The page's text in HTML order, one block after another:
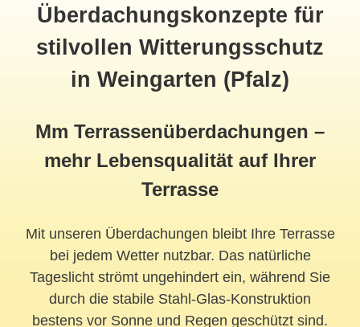
Überdachungskonzepte für
stilvollen Witterungsschutz
in Weingarten (Pfalz)
Mm Terrassenüberdachungen –
mehr Lebensqualität auf Ihrer
Terrasse
Mit unseren Überdachungen bleibt Ihre Terrasse
bei jedem Wetter nutzbar. Das natürliche
Tageslicht strömt ungehindert ein, während Sie
durch die stabile Stahl-Glas-Konstruktion
bestens vor Sonne und Regen geschützt sind.